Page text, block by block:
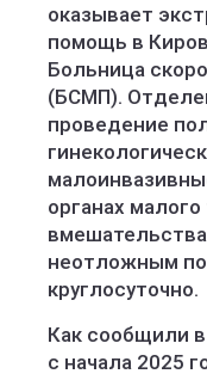
оказывает
помощь в
Больница
(БСМП).
проведение
органах
неотложным
круглосуточно.
Как сообщили
с начала 2025